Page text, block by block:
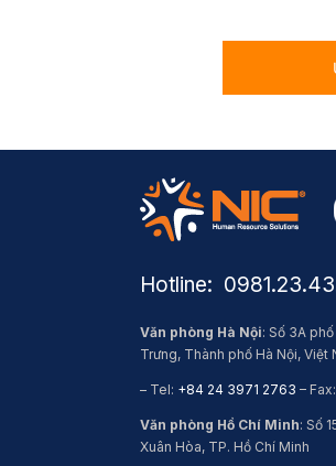
Hotline:
Văn phòng Hà Nội: Số 3A
Trưng, Thành phố Hà Nội, Việt
– Tel: +84 24 3971 2763 – Fax:
Văn phòng Hồ Chí Minh: Số
Xuân Hòa, TP. Hồ Chí Minh